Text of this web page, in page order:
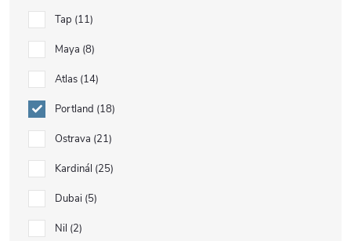
Tap 11
Maya 8
Atlas 14
Portland 18
Ostrava 21
Kardinál 25
Dubai 5
Nil 2